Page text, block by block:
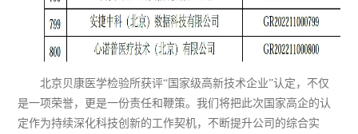
北京贝康医学检验所获评“国家级高新技术企业”认定，不仅
是一项荣誉，更是一份责任和鞭策。我们将把此次国家高企的认
定作为持续深化科技创新的工作契机，不断提升公司的综合实